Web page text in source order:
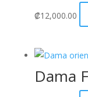
₡12,000.00
Dama